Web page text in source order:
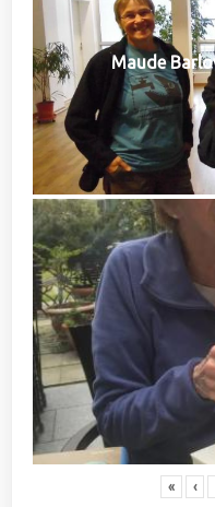
Maude
« ‹